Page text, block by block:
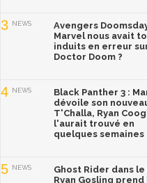
3 NEWS
Avengers
Marvel nous avait
induits en erreur
Doctor Doom ?
4 NEWS
Black Panther 3 :
dévoile son
T'Challa, Ryan
l'aurait trouvé en
quelques semaines
5 NEWS
Ghost Rider dans le
Ryan Gosling prend